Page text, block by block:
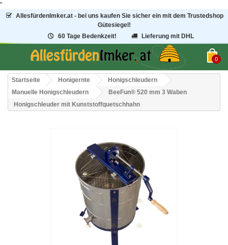
"
AllesfürdenImker.at - bei uns kaufen Sie sicher ein mit dem Trustedshop
Gütesiegel!
60 Tage Bedenkzeit!
Lieferung mit DHL
0
Startseite Honigernte
Honigschleudern
Manuelle Honigschleudern
BeeFun® 520 mm 3 Waben
Honigschleuder mit Kunststoffquetschhahn